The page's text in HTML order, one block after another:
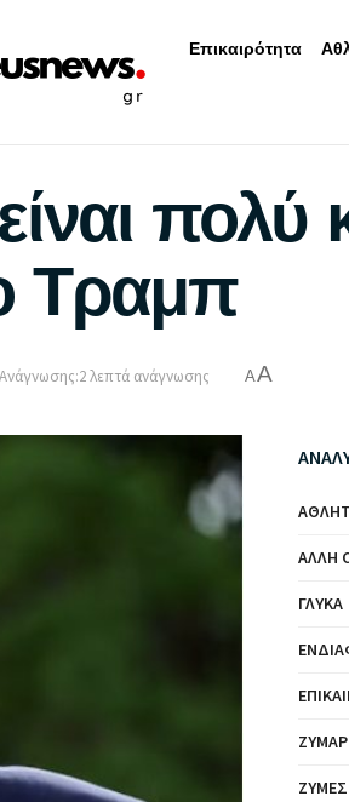
Επικαιρότητα
πολύ
Τραμπ
λεπτά ανάγνωσης AA
ΆΛΛΗ
ΓΛΥΚΆ
ΖΎΜΕΣ